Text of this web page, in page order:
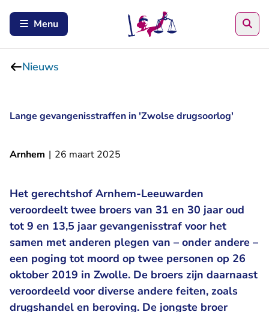
Menu
Nieuws
Lange gevangenisstraffen in 'Zwolse drugsoorlog'
Arnhem | 26 maart 2025
Het gerechtshof Arnhem-Leeuwarden
veroordeelt twee broers van 31 en 30 jaar oud
tot 9 en 13,5 jaar gevangenisstraf voor het
samen met anderen plegen van – onder andere –
een poging tot moord op twee personen op 26
oktober 2019 in Zwolle. De broers zijn daarnaast
veroordeeld voor diverse andere feiten, zoals
drugshandel en beroving. De jongste broer